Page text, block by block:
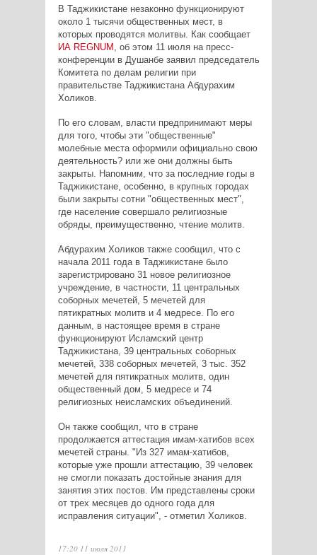
В Таджикистане незаконно функционируют
около 1 тысячи общественных мест, в
которых проводятся молитвы. Как сообщает
ИА REGNUM , об этом 11 июля на пресс-
конференции в Душанбе заявил председатель
Комитета по делам религии при
правительстве Таджикистана Абдурахим
Холиков.
По его словам, власти предпринимают меры
для того, чтобы эти "общественные"
молебные места оформили официально свою
деятельность? или же они должны быть
закрыты. Напомним, что за последние годы в
Таджикистане, особенно, в крупных городах
были закрыты сотни "общественных мест",
где население совершало религиозные
обряды, преимущественно, чтение молитв.
Абдурахим Холиков также сообщил, что с
начала 2011 года в Таджикистане было
зарегистрировано 31 новое религиозное
учреждение, в частности, 11 центральных
соборных мечетей, 5 мечетей для
пятикратных молитв и 4 медресе. По его
данным, в настоящее время в стране
функционируют Исламский центр
Таджикистана, 39 центральных соборных
мечетей, 338 соборных мечетей, 3 тыс. 352
мечетей для пятикратных молитв, один
общественный дом, 5 медресе и 74
религиозных неисламских объединений.
Он также сообщил, что в стране
продолжается аттестация имам-хатибов всех
мечетей страны. "Из 327 имам-хатибов,
которые уже прошли аттестацию, 39 человек
не смогли показать достойные знания для
занятия этих постов. Им представлены сроки
от трех месяцев до одного года для
исправления ситуации", - отметил Холиков.
17:20 11 июля 2011